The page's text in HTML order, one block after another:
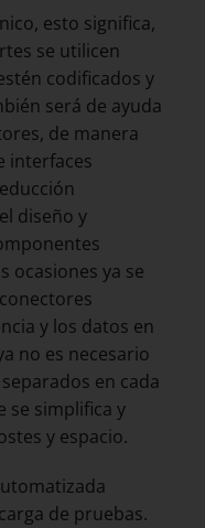
esto significa,
se utilicen
codificados y
será de ayuda
de manera
interfaces
diseño y
ocasiones ya se
y los datos en
no es necesario
en cada
se simplifica y
y espacio.
de pruebas.